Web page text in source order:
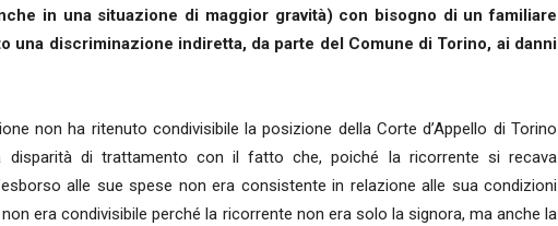
in una situazione di maggior gravità) con bisogno di un familiare
una discriminazione indiretta, da parte del Comune di Torino, ai danni
non ha ritenuto condivisibile la posizione della Corte d’Appello di Torino
disparità di trattamento con il fatto che, poiché la ricorrente si recava
alle sue spese non era consistente in relazione alle sua condizioni
era condivisibile perché la ricorrente non era solo la signora, ma anche la